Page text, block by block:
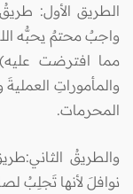
الطريق الأول:
واجبٌ محتمٌ يحبُّه
مما افترضت
والمأموراتِ العمليةَ
المحرمات.
والطريقُ
نوافلَ لأنها تَجلِبُ